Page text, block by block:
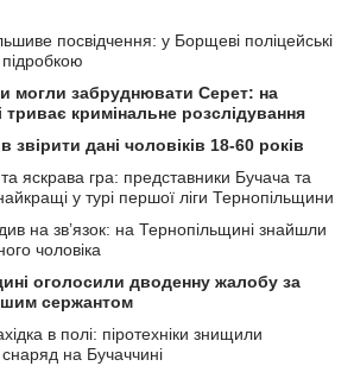
посвідчення: у Борщеві поліцейські
могли забруднювати Серет: на
триває кримінальне розслідування
звірити дані чоловіків 18-60 років
яскрава гра: представники Бучача та
у турі першої ліги Тернопільщини
на зв’язок: на Тернопільщині знайшли
чоловіка
оголосили дводенну жалобу за
сержантом
в полі: піротехніки знищили
на Бучаччині